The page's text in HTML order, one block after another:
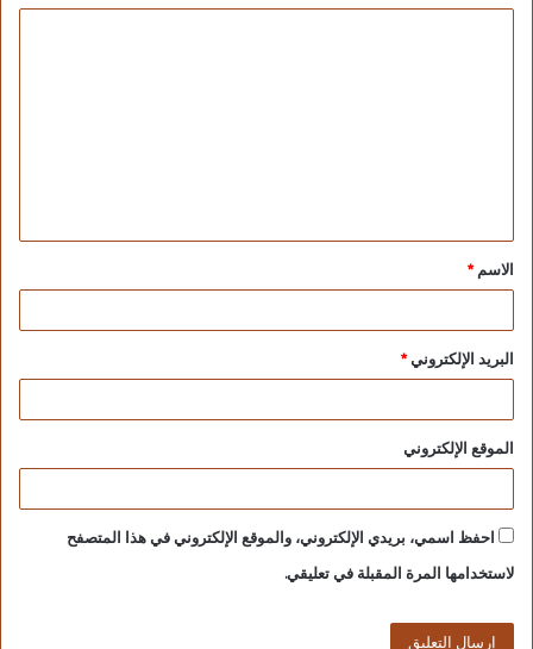
الاسم*
البريد الإلكتروني*
الموقع الإلكتروني
احفظ اسمي، بريدي الإلكتروني، والموقع الإلكتروني في هذا المتصفح
لاستخدامها المرة المقبلة في تعليقي.